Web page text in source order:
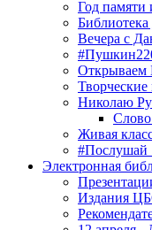
Год памяти
Вечера с
Открываем
Творческие
Николаю
Живая
Электронная
Издания